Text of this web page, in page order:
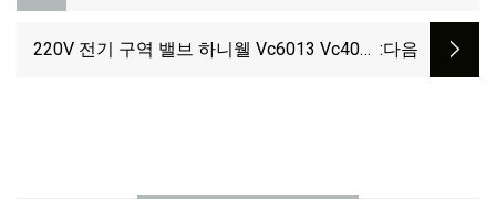
220V 전기 구역 밸브 하니웰 Vc6013 Vc4013 :다음